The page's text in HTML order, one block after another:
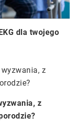
dla twojego
z